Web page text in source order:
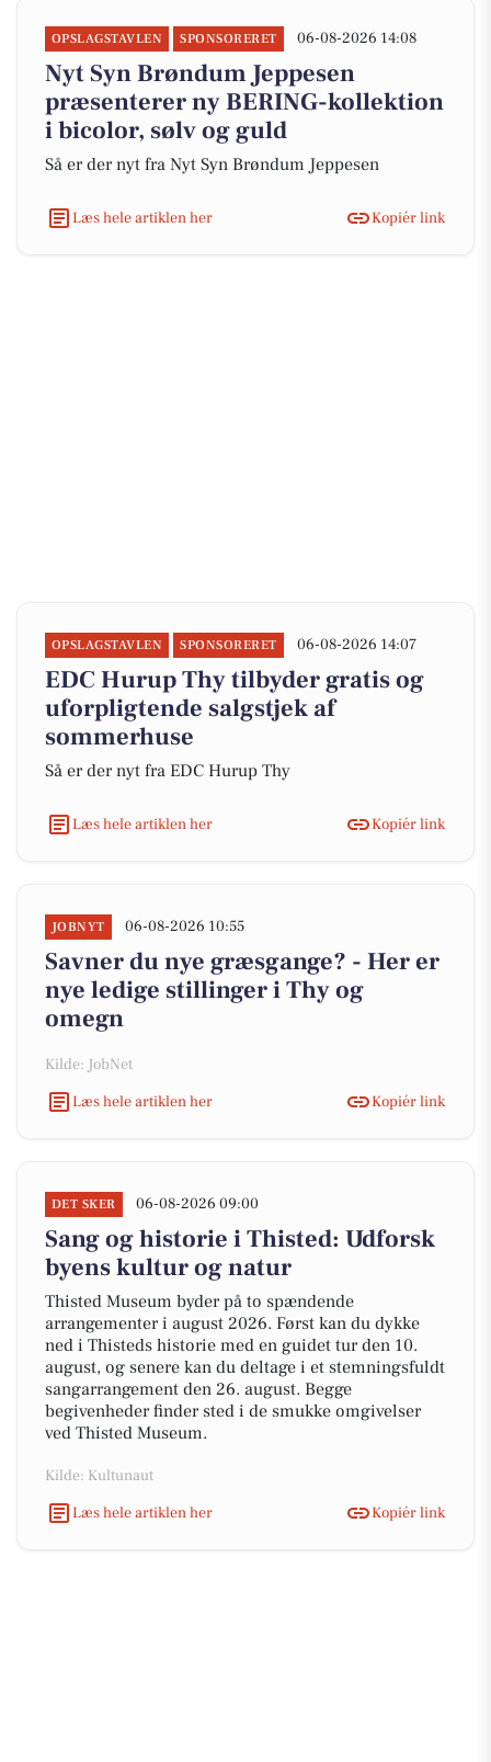
OPSLAGSTAVLEN SPONSORERET 06-08-2026 14:08
Nyt Syn Brøndum Jeppesen
præsenterer ny BERING-kollektion
i bicolor, sølv og guld
Så er der nyt fra Nyt Syn Brøndum Jeppesen
Læs hele artiklen her Kopiér link
OPSLAGSTAVLEN SPONSORERET 06-08-2026 14:07
EDC Hurup Thy tilbyder gratis og
uforpligtende salgstjek af
sommerhuse
Så er der nyt fra EDC Hurup Thy
Læs hele artiklen her Kopiér link
JOBNYT 06-08-2026 10:55
Savner du nye græsgange? - Her er
nye ledige stillinger i Thy og
omegn
Kilde: JobNet
Læs hele artiklen her
Kopiér link
DET SKER 06-08-2026 09:00
Sang og historie i Thisted: Udforsk
byens kultur og natur
Thisted Museum byder på to spændende
arrangementer i august 2026. Først kan du dykke
ned i Thisteds historie med en guidet tur den 10.
august, og senere kan du deltage i et stemningsfuldt
sangarrangement den 26. august. Begge
begivenheder finder sted i de smukke omgivelser
ved Thisted Museum.
Kilde: Kultunaut
Læs hele artiklen her
Kopiér link